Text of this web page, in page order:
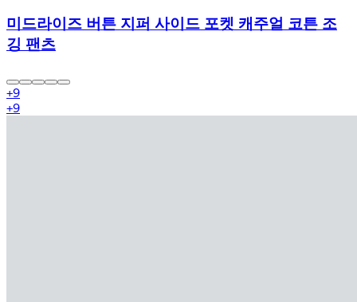
미드라이즈 버튼 지퍼 사이드 포켓 캐주얼 코튼 조
깅 팬츠
+9
+9